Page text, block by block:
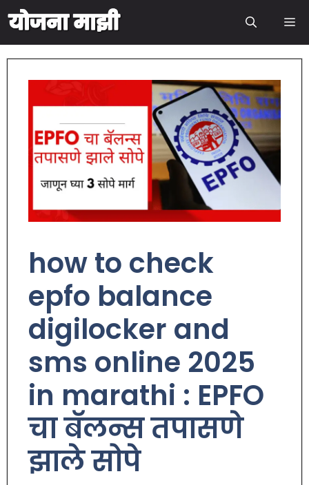
how to check
epfo balance
digilocker and
sms online 2025
in marathi : EPFO
चा बॅलन्स तपासणे
झाले सोपे